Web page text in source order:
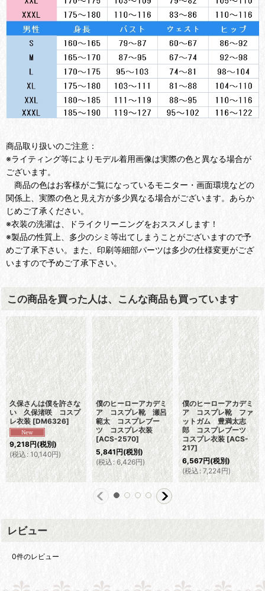
商品取り扱いのご注意：
※ライティング等によりモデル着用画像は実際の色と異なる場合が
ございます。
商品の色はお客様がご覧になっているモニター・画面環境などの
関係上、実際の色と見え方が多少異なる場合がございます。あらか
じめご了承ください。
※衣装の洗濯は、ドライクリーニングをおススメします！
※製品の性質上、多少のシミ等出てしまうことがございますので予
めご了承下さい。また、印刷等細部パーツは多少の仕様変更がござ
いますので予めご了承下さい。
この商品を買った人は、こんな商品も買っています
久保さんは僕を許さな
い 久保渚咲 コスプ
レ衣装 [DM6326]
9,218円(税別)
(税込: 10,140円)
僕のヒーローアカデミ
ア コスプレ靴 瀬呂
範太 コスプレブー
ツ コスプレ衣装
[ACS-2570]
5,841円(税別)
(税込: 6,426円)
僕のヒーローアカデミ
ア コスプレ靴 ファ
ットガム 豊満太志
郎 コスプレブーツ
コスプレ衣装 [ACS-
217]
6,567円(税別)
(税込: 7,224円)
レビュー
0件のレビュー